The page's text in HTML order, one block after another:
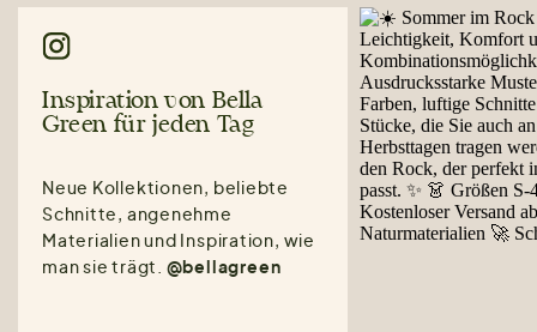
Inspiration von Bella
Green für jeden Tag
Neue Kollektionen, beliebte
Schnitte, angenehme
Materialien und Inspiration, wie
man sie trägt. @bellagreen